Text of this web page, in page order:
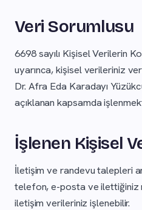
Veri Sorumlusu
6698 sayılı Kişisel Verilerin
uyarınca, kişisel verileriniz
Dr. Afra Eda Karadayı
açıklanan kapsamda
İşlenen Kişisel
İletişim ve randevu talepleri
telefon, e-posta ve ilettiğiniz
iletişim verileriniz işlenebilir.